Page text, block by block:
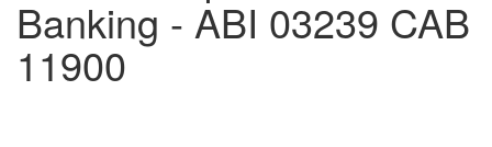
Banking - ABI 03239 CAB
11900